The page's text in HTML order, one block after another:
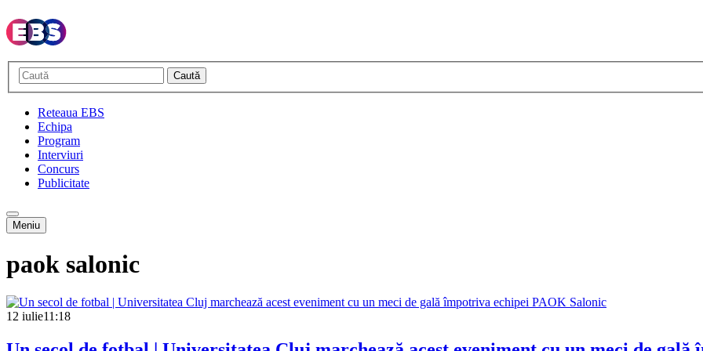
Caută
Reteaua EBS
Echipa
Program
Interviuri
Concurs
Publicitate
Meniu
paok salonic
12 iulie11:18